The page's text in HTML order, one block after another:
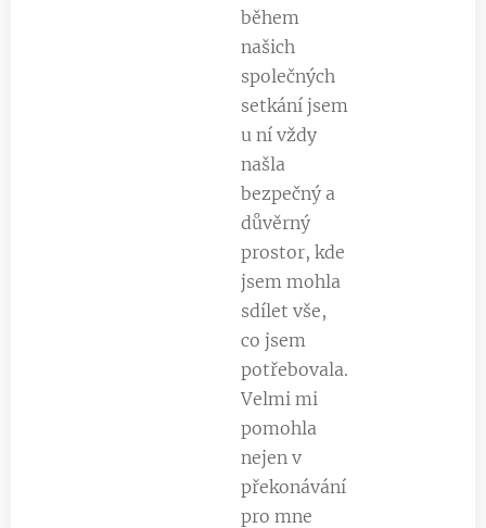
během
našich
společných
setkání jsem
u ní vždy
našla
bezpečný a
důvěrný
prostor, kde
jsem mohla
sdílet vše,
co jsem
potřebovala.
Velmi mi
pomohla
nejen v
překonávání
pro mne